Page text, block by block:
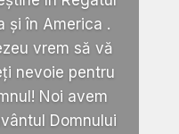
și în America .
vrem să vă
nevoie pentru
Noi avem
Domnului